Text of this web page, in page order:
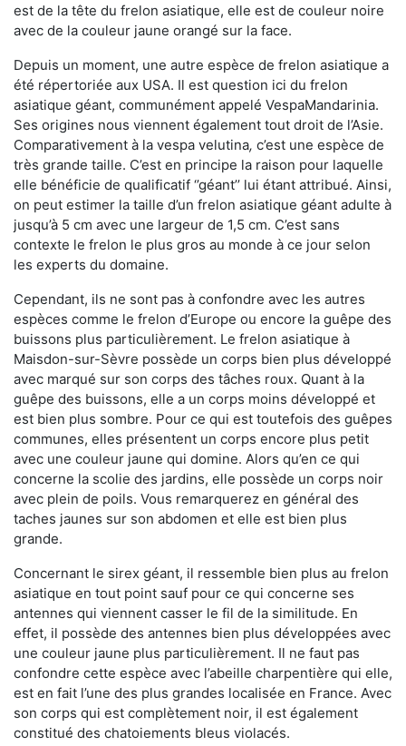
est de la tête du frelon asiatique, elle est de couleur noire
avec de la couleur jaune orangé sur la face.
Depuis un moment, une autre espèce de frelon asiatique a
été répertoriée aux USA. Il est question ici du frelon
asiatique géant, communément appelé VespaMandarinia.
Ses origines nous viennent également tout droit de l’Asie.
Comparativement à la vespa velutina, c’est une espèce de
très grande taille. C’est en principe la raison pour laquelle
elle bénéficie de qualificatif ‘’géant’’ lui étant attribué. Ainsi,
on peut estimer la taille d’un frelon asiatique géant adulte à
jusqu’à 5 cm avec une largeur de 1,5 cm. C’est sans
contexte le frelon le plus gros au monde à ce jour selon
les experts du domaine.
Cependant, ils ne sont pas à confondre avec les autres
espèces comme le frelon d’Europe ou encore la guêpe des
buissons plus particulièrement. Le frelon asiatique à
Maisdon-sur-Sèvre possède un corps bien plus développé
avec marqué sur son corps des tâches roux. Quant à la
guêpe des buissons, elle a un corps moins développé et
est bien plus sombre. Pour ce qui est toutefois des guêpes
communes, elles présentent un corps encore plus petit
avec une couleur jaune qui domine. Alors qu’en ce qui
concerne la scolie des jardins, elle possède un corps noir
avec plein de poils. Vous remarquerez en général des
taches jaunes sur son abdomen et elle est bien plus
grande.
Concernant le sirex géant, il ressemble bien plus au frelon
asiatique en tout point sauf pour ce qui concerne ses
antennes qui viennent casser le fil de la similitude. En
effet, il possède des antennes bien plus développées avec
une couleur jaune plus particulièrement. Il ne faut pas
confondre cette espèce avec l’abeille charpentière qui elle,
est en fait l’une des plus grandes localisée en France. Avec
son corps qui est complètement noir, il est également
constitué des chatoiements bleus violacés.